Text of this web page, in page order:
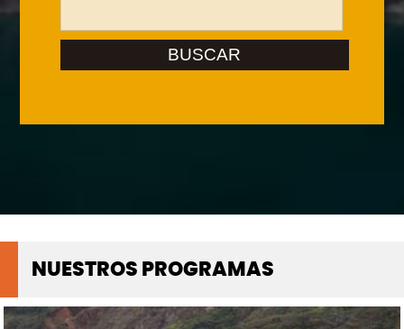
BUSCAR
NUESTROS PROGRAMAS